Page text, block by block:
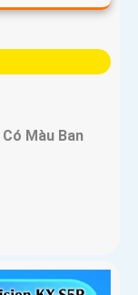
Màu Ban